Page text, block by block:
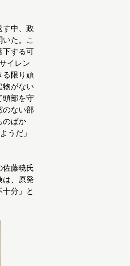
中、政
た。こ
下する可
イレン
る限り頑
物がない
頭部を守
のない部
のばか
うだ」
藤暁氏
は、原発
分」と